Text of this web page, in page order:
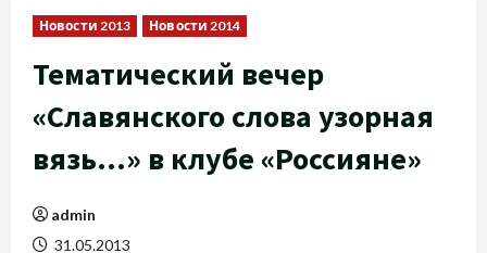
Новости 2013 Новости 2014
Тематический вечер
«Славянского слова узорная
вязь…» в клубе «Россияне»
admin
31.05.2013